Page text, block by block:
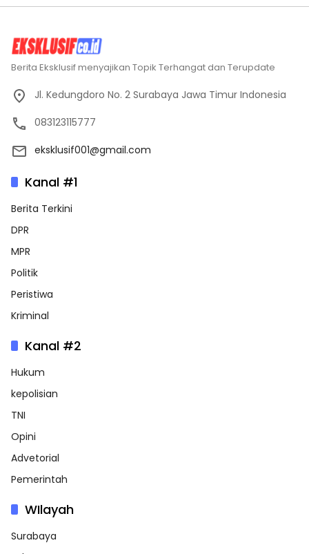
Berita Eksklusif menyajikan Topik Terhangat dan Terupdate
Jl. Kedungdoro No. 2 Surabaya Jawa Timur Indonesia
083123115777
eksklusif001@gmail.com
Kanal #1
Berita Terkini
DPR
MPR
Politik
Peristiwa
Kriminal
Kanal #2
Hukum
kepolisian
TNI
Opini
Advetorial
Pemerintah
WIlayah
Surabaya